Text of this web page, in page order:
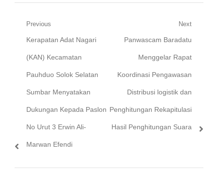
Navigasi
pos
Previous
Previous
post:
Kerapatan Adat Nagari
(KAN) Kecamatan
Pauhduo Solok Selatan
Sumbar Menyatakan
Dukungan Kepada Paslon
No Urut 3 Erwin Ali-
Marwan Efendi
Next
Next
post:
Panwascam Baradatu
Menggelar Rapat
Koordinasi Pengawasan
Distribusi logistik dan
Penghitungan Rekapitulasi
Hasil Penghitungan Suara